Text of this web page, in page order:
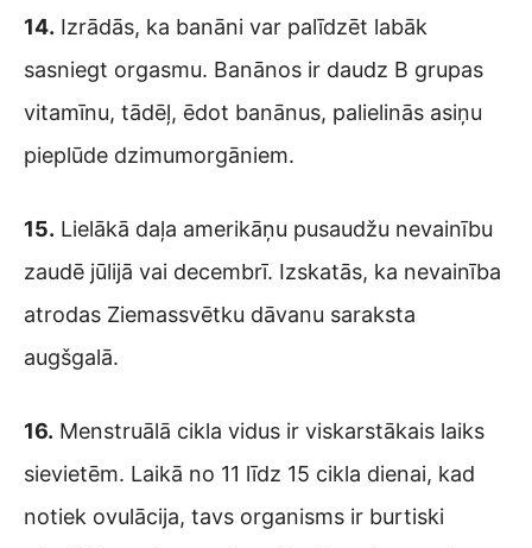
14. Izrādās, ka banāni var palīdzēt labāk
sasniegt orgasmu. Banānos ir daudz B grupas
vitamīnu, tādēļ, ēdot banānus, palielinās asiņu
pieplūde dzimumorgāniem.
15. Lielākā daļa amerikāņu pusaudžu nevainību
zaudē jūlijā vai decembrī. Izskatās, ka nevainība
atrodas Ziemassvētku dāvanu saraksta
augšgalā.
16. Menstruālā cikla vidus ir viskarstākais laiks
sievietēm. Laikā no 11 līdz 15 cikla dienai, kad
notiek ovulācija, tavs organisms ir burtiski